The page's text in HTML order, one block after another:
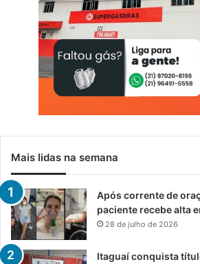
Mais lidas na semana
Após corrente de
paciente recebe alta
28 de julho de 2026
Itaguaí conquista